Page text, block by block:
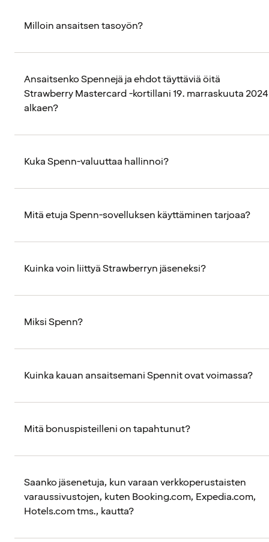
Milloin ansaitsen tasoyön?
Ansaitsenko Spennejä ja ehdot täyttäviä öitä
Strawberry Mastercard -kortillani 19. marraskuuta 2024
alkaen?
Kuka Spenn-valuuttaa hallinnoi?
Mitä etuja Spenn-sovelluksen käyttäminen tarjoaa?
Kuinka voin liittyä Strawberryn jäseneksi?
Miksi Spenn?
Kuinka kauan ansaitsemani Spennit ovat voimassa?
Mitä bonuspisteilleni on tapahtunut?
Saanko jäsenetuja, kun varaan verkkoperustaisten
varaussivustojen, kuten Booking.com, Expedia.com,
Hotels.com tms., kautta?